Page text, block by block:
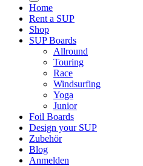
Home
Rent a SUP
Shop
SUP Boards
Allround
Touring
Race
Windsurfing
Yoga
Junior
Foil Boards
Design your SUP
Zubehör
Blog
Anmelden